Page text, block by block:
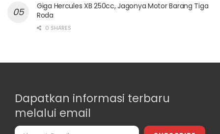
Giga Hercules XB 250cc, Jagonya Motor Barang Tiga
Roda
0 SHARES
Dapatkan informasi terbaru
melalui email